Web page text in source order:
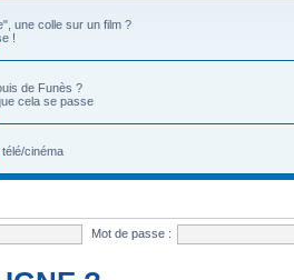
une colle sur un film ?
!
de Funès ?
cela se passe
cinéma
Mot de passe :